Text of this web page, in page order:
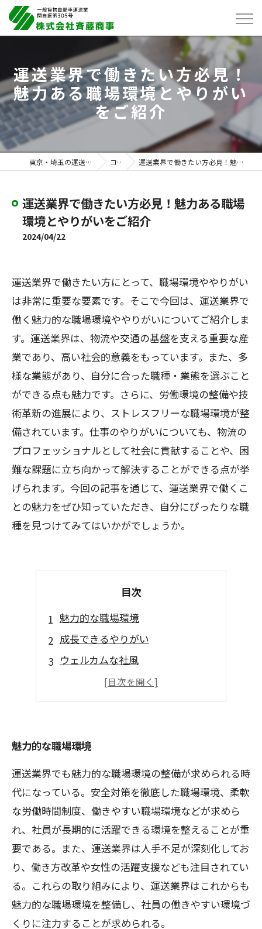
運送業界で働きたい方必見！
魅力ある職場環境とやりがい
をご紹介
東京・埼玉の運送は株式会社斉藤商事 コラム 運送業界で働きたい方必見！魅力ある職場環境とやりがいをご紹介
運送業界で働きたい方必見！魅力ある職場
環境とやりがいをご紹介
2024/04/22
運送業界で働きたい方にとって、職場環境ややりがい
は非常に重要な要素です。そこで今回は、運送業界で
働く魅力的な職場環境ややりがいについてご紹介しま
す。運送業界は、物流や交通の基盤を支える重要な産
業であり、高い社会的意義をもっています。また、多
様な業態があり、自分に合った職種・業態を選ぶこと
ができる点も魅力です。さらに、労働環境の整備や技
術革新の進展により、ストレスフリーな職場環境が整
備されています。仕事のやりがいについても、物流の
プロフェッショナルとして社会に貢献することや、困
難な課題に立ち向かって解決することができる点が挙
げられます。今回の記事を通じて、運送業界で働くこ
との魅力をぜひ知っていただき、自分にぴったりな職
種を見つけてみてはいかがでしょうか。
目次
魅力的な職場環境
成長できるやりがい
ウェルカムな社風
高収入を実現できる
社会貢献度が大きい
魅力的な職場環境
運送業界でも魅力的な職場環境の整備が求められる時
代になっている。安全対策を徹底した職場環境、柔軟
な労働時間制度、働きやすい職場環境などが求めら
れ、社員が長期的に活躍できる環境を整えることが重
要である。また、運送業界は人手不足が深刻化してお
り、働き方改革や女性の活躍支援なども注目されてい
る。これらの取り組みにより、運送業界はこれからも
魅力的な職場環境を整備し、社員の働きやすい環境づ
くりに注力することが求められる。